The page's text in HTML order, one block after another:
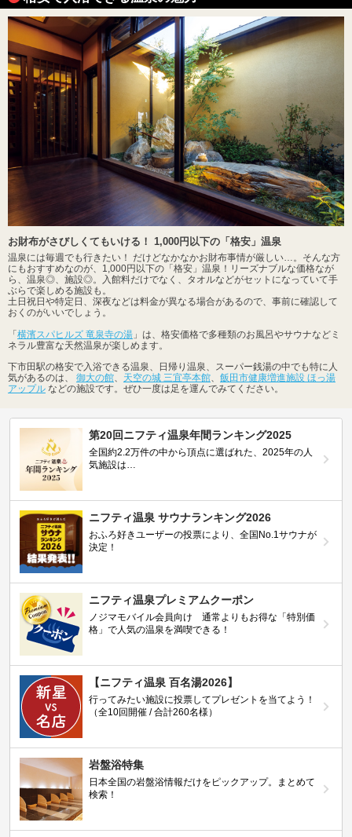
お財布がさびしくてもいける！ 1,000円以下の「格安」温泉
温泉には毎週でも行きたい！ だけどなかなかお財布事情が厳しい…。そんな方
にもおすすめなのが、1,000円以下の「格安」温泉！リーズナブルな価格なが
ら、温泉◎、施設◎。入館料だけでなく、タオルなどがセットになっていて手
ぶらで楽しめる施設も。
土日祝日や特定日、深夜などは料金が異なる場合があるので、事前に確認して
おくのがいいでしょう。
「 横濱スパヒルズ 竜泉寺の湯 」は、格安価格で多種類のお風呂やサウナなどミ
ネラル豊富な天然温泉が楽しめます。
下市田駅の格安で入浴できる温泉、日帰り温泉、スーパー銭湯の中でも特に人
気があるのは、 御大の館、 天空の城 三宜亭本館、 飯田市健康増進施設 ほっ湯
アップル などの施設です。ぜひ一度は足を運んでみてください。
第20回ニフティ温泉年間ランキング2025
全国約2.2万件の中から頂点に選ばれた、2025年の人
気施設は…
ニフティ温泉 サウナランキング2026
おふろ好きユーザーの投票により、全国No.1サウナが
決定！
ニフティ温泉プレミアムクーポン
ノジマモバイル会員向け 通常よりもお得な「特別価
格」で人気の温泉を満喫できる！
【ニフティ温泉 百名湯2026】
行ってみたい施設に投票してプレゼントを当てよう！
（全10回開催 / 合計260名様）
岩盤浴特集
日本全国の岩盤浴情報だけをピックアップ。まとめて
検索！